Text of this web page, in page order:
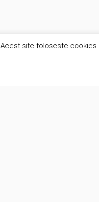
Acest site foloseste cookies